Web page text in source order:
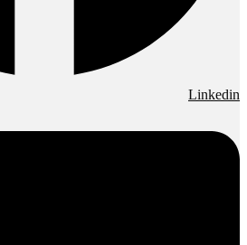
Linkedin